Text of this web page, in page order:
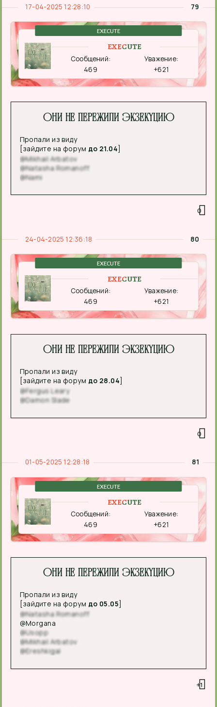
79
17-04-2025 12:28:10
EXECUTE
EXECUTE
Сообщений:
469
Уважение:
+621
Они не пережили экзекуцию
Пропали из виду
[зайдите на форум до 21.04]
@Mikhail Arbatov
@Natasha Romanoff
@Nami
0
80
24-04-2025 12:36:18
EXECUTE
EXECUTE
Сообщений:
469
Уважение:
+621
Они не пережили экзекуцию
Пропали из виду
[зайдите на форум до 28.04
@Fergus Leary
@Damon Slade
0
81
01-05-2025 12:28:18
EXECUTE
EXECUTE
Сообщений:
469
Уважение:
+621
Они не пережили экзекуцию
Пропали из виду
[зайдите на форум до 05.05]
@Natasha Romanoff
@Morgana
@Usopp
@Mikhail Arbatov
@Ereshkigal
+1